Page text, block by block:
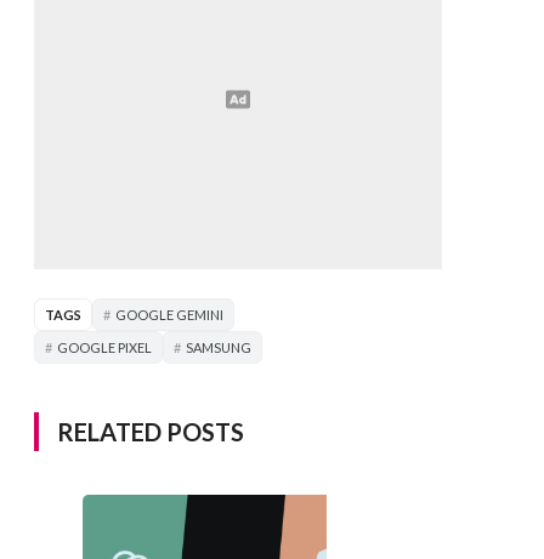
TAGS GOOGLE GEMINI
GOOGLE PIXEL SAMSUNG
RELATED POSTS